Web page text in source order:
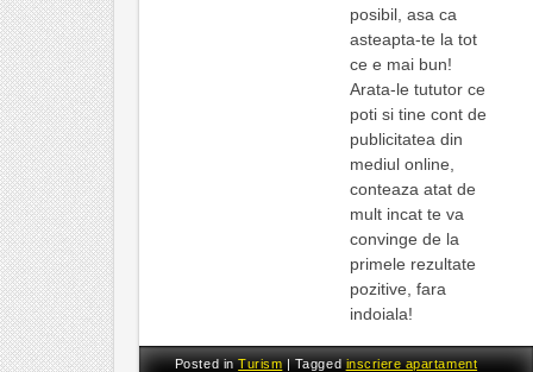
posibil, asa ca
asteapta-te la tot
ce e mai bun!
Arata-le tututor ce
poti si tine cont de
publicitatea din
mediul online,
conteaza atat de
mult incat te va
convinge de la
primele rezultate
pozitive, fara
indoiala!
Posted inTurism |Taggedinscriere apartament